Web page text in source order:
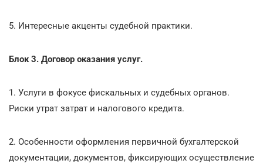
5. Интересные акценты судебной практики.
Блок 3. Договор оказания услуг.
1. Услуги в фокусе фискальных и судебных органов.
Риски утрат затрат и налогового кредита.
2. Особенности оформления первичной бухгалтерской
документации, документов, фиксирующих осуществление